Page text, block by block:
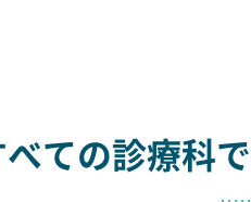
べての診療科で